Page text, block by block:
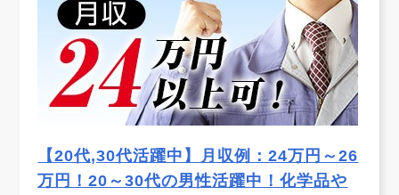
【20代,30代活躍中】月収例：24万円～26
万円！20～30代の男性活躍中！化学品や